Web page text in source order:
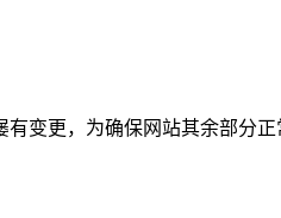
变更，为确保网站其余部分